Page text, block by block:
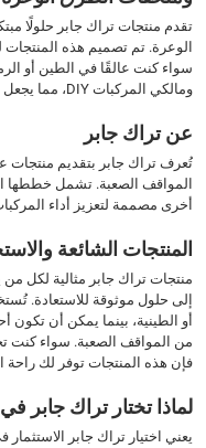
تقدم منتجات تراك جابر حلولًا
الوعرة. تم تصميم هذه
سواء كنت عالقًا في الطين أو
ومالكي المركبات DIY، مما يجعل المغامرات في الطرق الوعرة أكثر أمانًا ومتعة.
عن تراك جابر
تُعرف تراك جابر بتقديم منتجات
المواقف الصعبة. تشمل خططها
أخرى مصممة لتعزيز أداء
المنتجات الشائعة
منتجات تراك جابر مثالية لكل
إلى حلول موثوقة للاستعادة.
أو الطينية، بينما يمكن أن
من المواقف الصعبة. سواء كنت
فإن هذه المنتجات توفر لك راحة
لماذا تختار تراك جابر
يعني اختيار تراك جابر